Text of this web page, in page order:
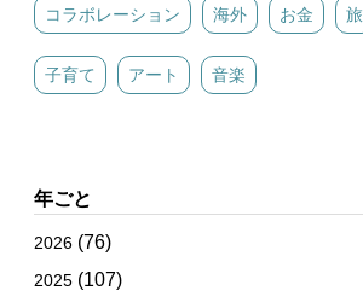
コラボレーション 海外 お金 旅
子育て アート 音楽
年ごと
2026 (76)
2025 (107)